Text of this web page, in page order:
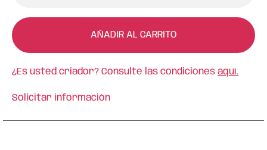
AÑADIR AL CARRITO
¿Es usted criador? Consulte las condiciones aquí.
Solicitar información